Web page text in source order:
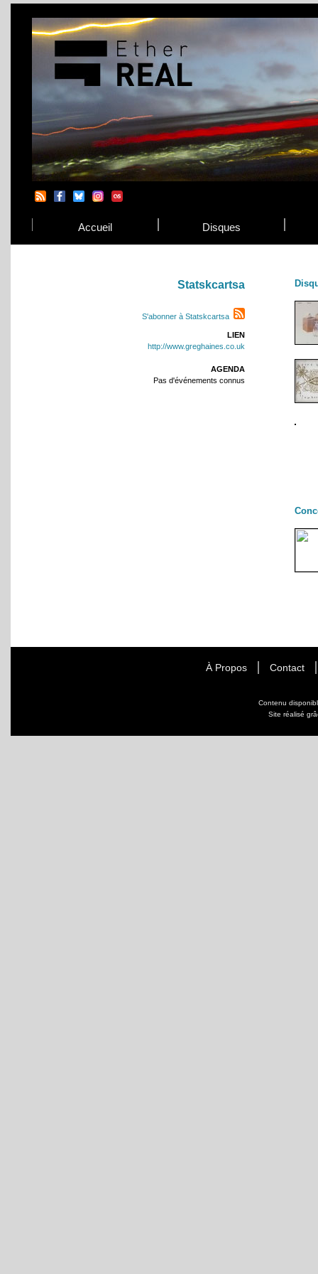
Accueil Disques
Statskcartsa
S'abonner à Statskcartsa
LIEN
http://www.greghaines.co.uk
AGENDA
Pas d'événements connus
À Propos Contact
Contenu
Site réalisé